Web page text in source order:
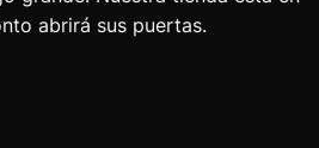
abrirá sus puertas.